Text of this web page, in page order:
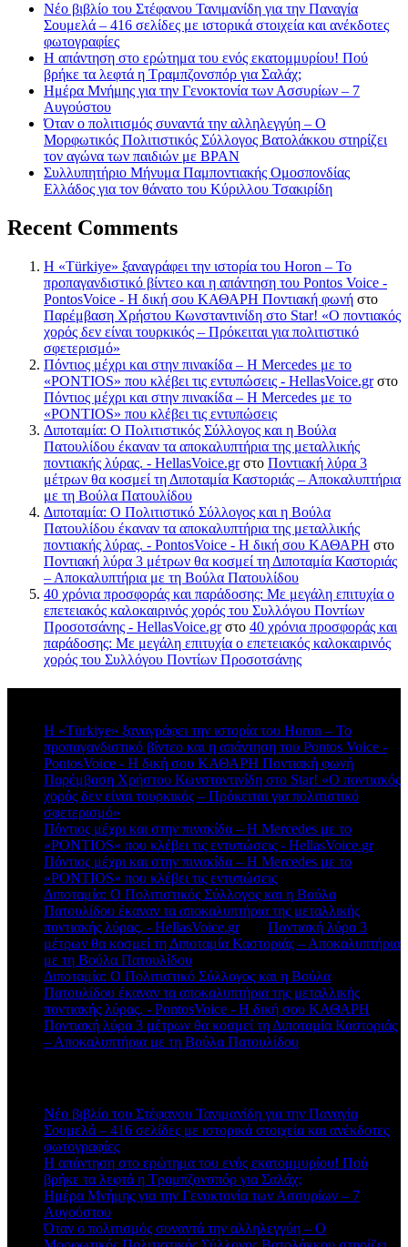
Νέο βιβλίο του Στέφανου Τανιμανίδη για την Παναγία
Σουμελά – 416 σελίδες με ιστορικά στοιχεία και ανέκδοτες
φωτογραφίες
Η απάντηση στο ερώτημα του ενός εκατομμυρίου! Πού
βρήκε τα λεφτά η Τραμπζονσπόρ για Σαλάχ;
Ημέρα Μνήμης για την Γενοκτονία των Ασσυρίων – 7
Αυγούστου
Όταν ο πολιτισμός συναντά την αλληλεγγύη – Ο
Μορφωτικός Πολιτιστικός Σύλλογος Βατολάκκου στηρίζει
τον αγώνα των παιδιών με BPAN
Συλλυπητήριο Μήνυμα Παμποντιακής Ομοσπονδίας
Ελλάδος για τον θάνατο του Κύριλλου Τσακιρίδη
Recent Comments
Η «Türkiye» ξαναγράφει την ιστορία του Horon – Το
προπαγανδιστικό βίντεο και η απάντηση του Pontos Voice -
PontosVoice - H δική σου ΚΑΘΑΡΗ Ποντιακή φωνή στο
Παρέμβαση Χρήστου Κωνσταντινίδη στο Star! «Ο ποντιακός
χορός δεν είναι τουρκικός – Πρόκειται για πολιτιστικό
σφετερισμό»
Πόντιος μέχρι και στην πινακίδα – Η Mercedes με το
«PONTIOS» που κλέβει τις εντυπώσεις - HellasVoice.grστο
Πόντιος μέχρι και στην πινακίδα – Η Mercedes με το
«PONTIOS» που κλέβει τις εντυπώσεις
Διποταμία: Ο Πολιτιστικός Σύλλογος και η Βούλα
Πατουλίδου έκαναν τα αποκαλυπτήρια της μεταλλικής
ποντιακής λύρας. - HellasVoice.grστο Ποντιακή λύρα 3
μέτρων θα κοσμεί τη Διποταμία Καστοριάς – Αποκαλυπτήρια
με τη Βούλα Πατουλίδου
Διποταμία: Ο Πολιτιστικό Σύλλογος και η Βούλα
Πατουλίδου έκαναν τα αποκαλυπτήρια της μεταλλικής
ποντιακής λύρας. - PontosVoice - H δική σου ΚΑΘΑΡΗ στο
Ποντιακή λύρα 3 μέτρων θα κοσμεί τη Διποταμία Καστοριάς
– Αποκαλυπτήρια με τη Βούλα Πατουλίδου
40 χρόνια προσφοράς και παράδοσης: Με μεγάλη επιτυχία ο
επετειακός καλοκαιρινός χορός του Συλλόγου Ποντίων
Προσοτσάνης - HellasVoice.grστο 40 χρόνια προσφοράς και
παράδοσης: Με μεγάλη επιτυχία ο επετειακός καλοκαιρινός
χορός του Συλλόγου Ποντίων Προσοτσάνης
Η «Türkiye» ξαναγράφει την ιστορία του Horon – Το
προπαγανδιστικό βίντεο και η απάντηση του Pontos Voice -
PontosVoice - H δική σου ΚΑΘΑΡΗ Ποντιακή φωνή
Παρέμβαση Χρήστου Κωνσταντινίδη στο Star! «Ο ποντιακός
χορός δεν είναι τουρκικός – Πρόκειται για πολιτιστικό
σφετερισμό»
Πόντιος μέχρι και στην πινακίδα – Η Mercedes με το
«PONTIOS» που κλέβει τις εντυπώσεις - HellasVoice.grστο
Πόντιος μέχρι και στην πινακίδα – Η Mercedes με το
«PONTIOS» που κλέβει τις εντυπώσεις
Διποταμία: Ο Πολιτιστικός Σύλλογος και η Βούλα
Πατουλίδου έκαναν τα αποκαλυπτήρια της μεταλλικής
ποντιακής λύρας. - HellasVoice.grστο Ποντιακή λύρα 3
μέτρων θα κοσμεί τη Διποταμία Καστοριάς – Αποκαλυπτήρια
με τη Βούλα Πατουλίδου
Διποταμία: Ο Πολιτιστικό Σύλλογος και η Βούλα
Πατουλίδου έκαναν τα αποκαλυπτήρια της μεταλλικής
ποντιακής λύρας. - PontosVoice - H δική σου ΚΑΘΑΡΗ
Ποντιακή λύρα 3 μέτρων θα κοσμεί τη Διποταμία Καστοριάς
– Αποκαλυπτήρια με τη Βούλα Πατουλίδου
Νέο βιβλίο του Στέφανου Τανιμανίδη για την Παναγία
Σουμελά – 416 σελίδες με ιστορικά στοιχεία και ανέκδοτες
φωτογραφίες
Η απάντηση στο ερώτημα του ενός εκατομμυρίου! Πού
βρήκε τα λεφτά η Τραμπζονσπόρ για Σαλάχ;
Ημέρα Μνήμης για την Γενοκτονία των Ασσυρίων – 7
Αυγούστου
Όταν ο πολιτισμός συναντά την αλληλεγγύη – Ο